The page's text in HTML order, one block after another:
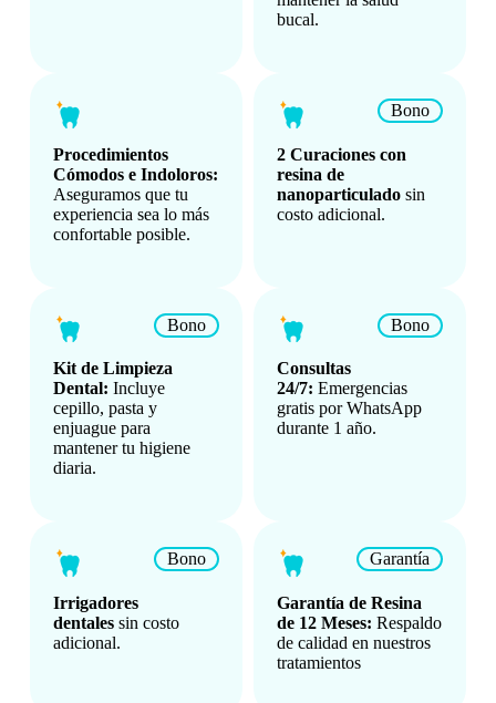
bucal.
Procedimientos
Cómodos e Indoloros:
Aseguramos que tu
experiencia sea lo más
confortable posible.
Bono
2 Curaciones con
resina de
nanoparticuladosin
costo adicional.
Bono
Kit de Limpieza
Dental:Incluye
cepillo, pasta y
enjuague para
mantener tu higiene
diaria.
Bono
Consultas
24/7:Emergencias
gratis por WhatsApp
durante 1 año.
Bono
Irrigadores
dentales sin costo
adicional.
Garantía
Garantía de Resina
de 12 Meses:Respaldo
de calidad en nuestros
tratamientos